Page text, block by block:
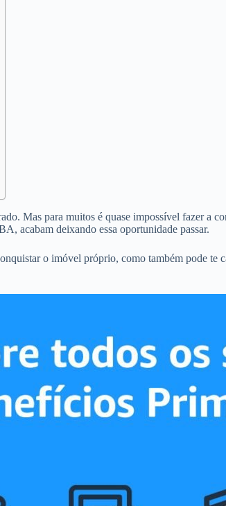
Mas para muitos é quase impossível fazer a
acabam deixando essa oportunidade passar.
o imóvel próprio, como também pode te